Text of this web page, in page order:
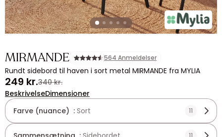
MIRMANDE 564 Anmeldelser
Rundt sidebord til haven i sort metal MIRMANDE fra MYLIA
249 kr.340 kr.
BeskrivelseDimensioner
Farve (nuance) : Sort 11
11